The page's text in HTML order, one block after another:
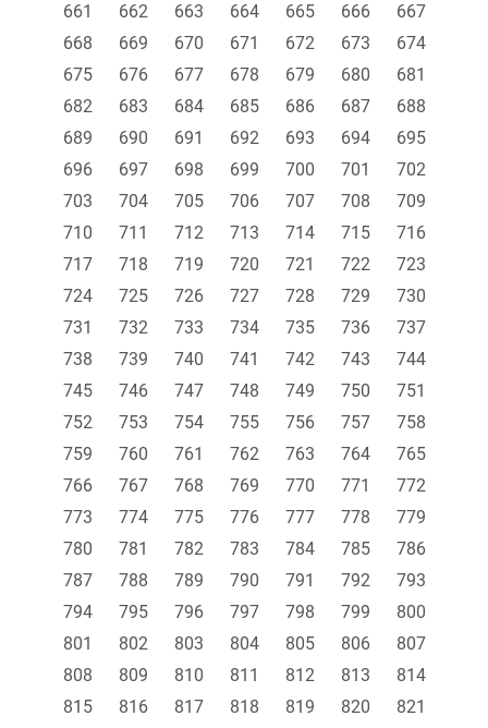
661
662 663 664 665 666
667
668
669 670 671 672 673
674
675
676 677 678 679 680
681
682
683 684 685 686 687
688
689
690 691 692 693 694
695
696
697 698 699 700 701
702
703
704 705 706 707 708
709
710
711 712 713 714 715
716
717
718 719 720 721 722
723
724
725 726 727 728 729
730
731
732 733 734 735 736
737
738
739 740 741 742 743
744
745
746 747 748 749 750
751
752
753 754 755 756 757
758
759
760 761 762 763 764
765
766
767 768 769 770 771
772
773
774 775 776 777 778
779
780
781 782 783 784 785
786
787
788 789 790 791 792
793
794
795 796 797 798 799
800
801
802 803 804 805 806
807
808
809 810 811 812 813
814
815
816 817 818 819 820
821